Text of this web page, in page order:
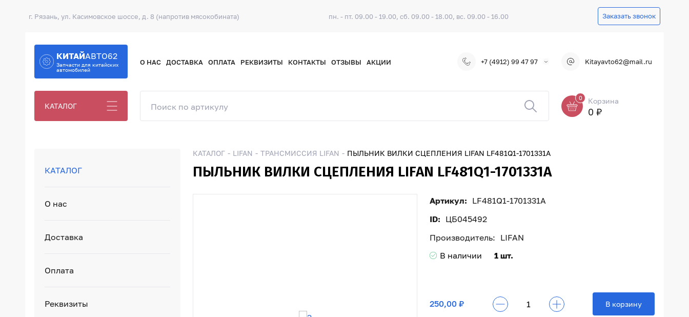
г. Рязань, ул. Касимовское шоссе, д. 8 (напротив мясокобината) пн. - пт. 09.00 - 19.00, сб. 09.00 - 18.00, вс. 09.00 - 16.00 Заказать звонок
КИТАЙАВТО62
Запчасти для китайских
автомобилей
О НАС ДОСТАВКА ОПЛАТА РЕКВИЗИТЫ КОНТАКТЫ ОТЗЫВЫ АКЦИИ +7 (4912) 99 47 97 Kitayavto62@mail.ru
КАТАЛОГ
0 Корзина
0 ₽
КАТАЛОГ
О нас
Доставка
Оплата
Реквизиты
КАТАЛОГ LIFAN ТРАНСМИССИЯ LIFAN ПЫЛЬНИК ВИЛКИ СЦЕПЛЕНИЯ LIFAN LF481Q1-1701331A
ПЫЛЬНИК ВИЛКИ СЦЕПЛЕНИЯ LIFAN LF481Q1-1701331A
Артикул: LF481Q1-1701331A
ID: ЦБ045492
Производитель: LIFAN
В наличии
1 шт.
250,00 ₽ В корзину